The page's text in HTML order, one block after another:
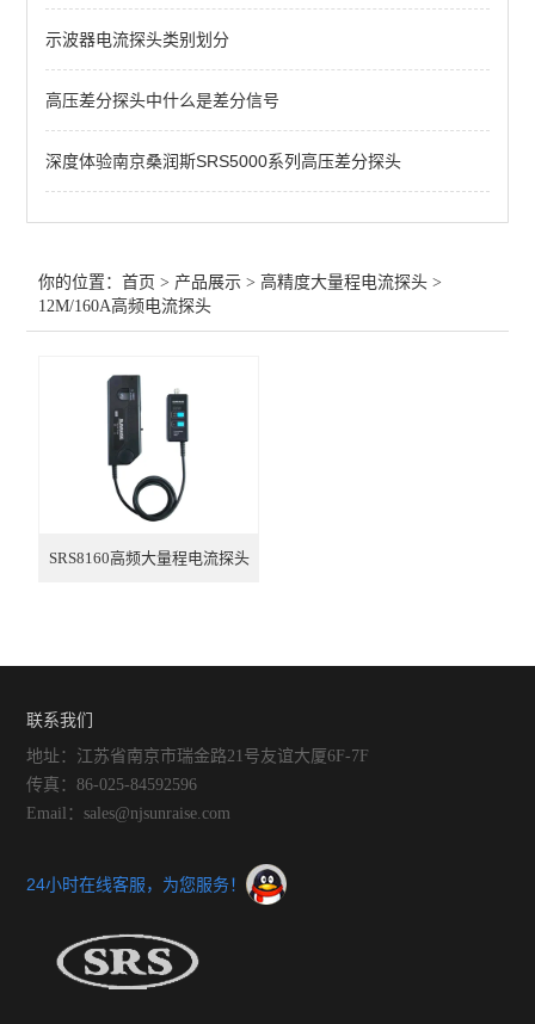
查看全部 >>
示波器电流探头类别划分
高压差分探头中什么是差分信号
深度体验南京桑润斯SRS5000系列高压差分探头
你的位置：首页 > 产品展示 > 高精度大量程电流探头 >
12M/160A高频电流探头
SRS8160高频大量程电流探头
联系我们
地址：江苏省南京市瑞金路21号友谊大厦6F-7F
传真：86-025-84592596
Email：sales@njsunraise.com
24小时在线客服，为您服务！